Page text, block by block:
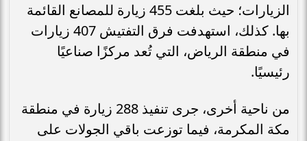
الزيارات؛ حيث بلغت 455 زيارة للمصانع القائمة
بها. كذلك، استهدفت فرق التفتيش 407 زيارات
في منطقة الرياض، التي تُعد مركزًا صناعيًا
رئيسيًا.
من ناحية أخرى، جرى تنفيذ 288 زيارة في منطقة
مكة المكرمة، فيما توزعت باقي الجولات على